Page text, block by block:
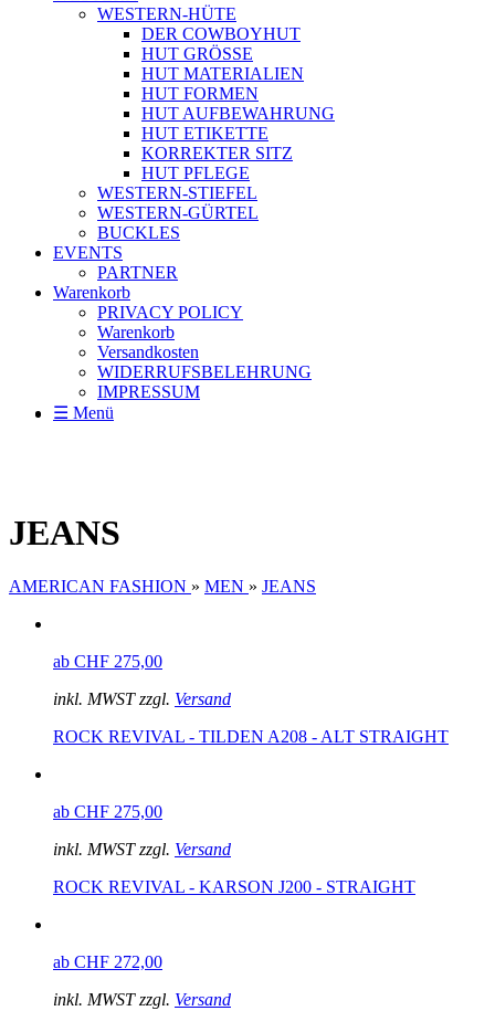
WESTERN-HÜTE
DER COWBOYHUT
HUT GRÖSSE
HUT MATERIALIEN
HUT FORMEN
HUT AUFBEWAHRUNG
HUT ETIKETTE
KORREKTER SITZ
HUT PFLEGE
WESTERN-STIEFEL
WESTERN-GÜRTEL
BUCKLES
EVENTS
PARTNER
Warenkorb
PRIVACY POLICY
Warenkorb
Versandkosten
WIDERRUFSBELEHRUNG
IMPRESSUM
☰ Menü
JEANS
AMERICAN FASHION » MEN » JEANS
ab CHF 275,00
inkl. MWST zzgl. Versand
ROCK REVIVAL - TILDEN A208 - ALT STRAIGHT
ab CHF 275,00
inkl. MWST zzgl. Versand
ROCK REVIVAL - KARSON J200 - STRAIGHT
ab CHF 272,00
inkl. MWST zzgl. Versand